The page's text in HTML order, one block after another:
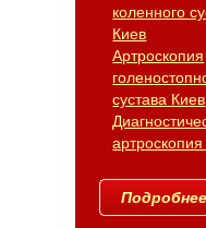
коленного
Киев
Артроскопия
сустава Киев